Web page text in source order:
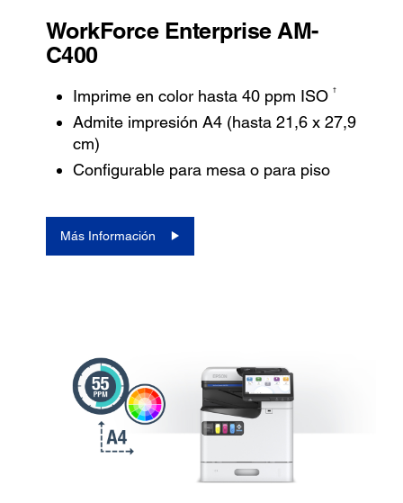
WorkForce Enterprise AM-
C400
Imprime en color hasta 40 ppm ISO †
Admite impresión A4 (hasta 21,6 x 27,9
cm)
Configurable para mesa o para piso
Más Información